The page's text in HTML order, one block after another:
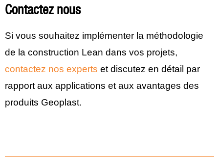
Contactez nous
Si vous souhaitez implémenter la méthodologie
de la construction Lean dans vos projets,
contactez nos experts et discutez en détail par
rapport aux applications et aux avantages des
produits Geoplast.